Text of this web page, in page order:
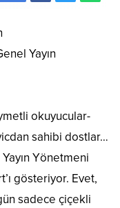
Yayın
okuyucular-
sahibi dostlar…
Yönetmeni
gösteriyor. Evet,
sadece çiçekli